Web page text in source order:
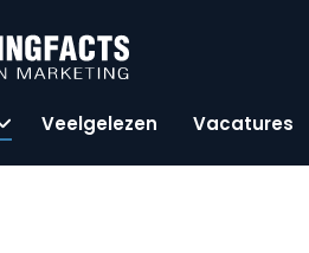
Veelgelezen Vacatures